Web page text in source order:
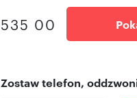
535 00
Zostaw telefon,